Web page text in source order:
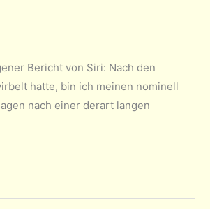
Bericht von Siri: Nach den
hatte, bin ich meinen nominell
nach einer derart langen